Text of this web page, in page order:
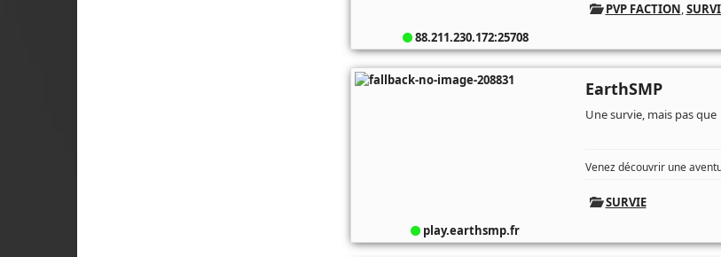
88.211.230.172:25708
PVP FACTION,
play.earthsmp.fr
EarthSMP
Une survie, mais pas que
Venez découvrir une
SURVIE